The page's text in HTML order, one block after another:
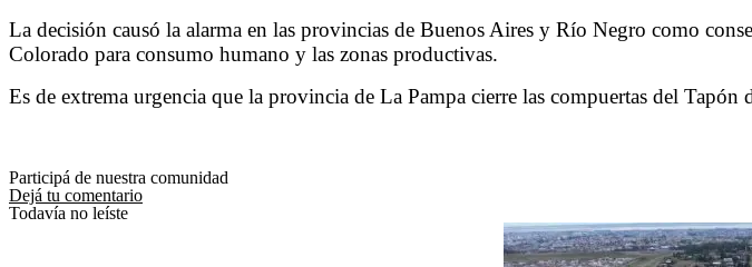
La decisión causó la alarma en las provincias de Buenos Aires y Río Negro como
Colorado para consumo humano y las zonas productivas.
Es de extrema urgencia que la provincia de La Pampa cierre las compuertas del Tapón
Participá de nuestra comunidad
Dejá tu comentario
Todavía no leíste